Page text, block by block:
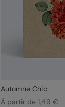
Automne Chic
À partir de 1,49 €